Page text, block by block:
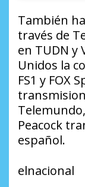
También
través de
en TUDN y
Unidos la
FS1 y FOX
Peacock
español.
elnacional